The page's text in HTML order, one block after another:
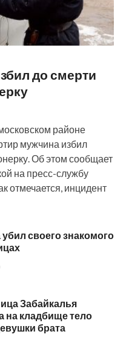
до смерти
районе
мужчина избил
Об этом сообщает
на пресс-службу
отмечается, инцидент
своего знакомого
Забайкалья
на кладбище тело
брата